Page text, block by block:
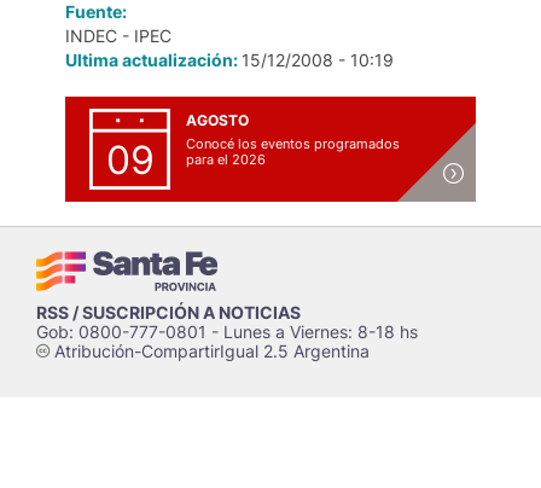
Fuente:
INDEC - IPEC
Ultima actualización: 15/12/2008 - 10:19
09
AGOSTO
Conocé los eventos programados
para el 2026
RSS / SUSCRIPCIÓN A NOTICIAS
Gob: 0800-777-0801 - Lunes a Viernes: 8-18 hs
cAtribución-CompartirIgual 2.5 Argentina